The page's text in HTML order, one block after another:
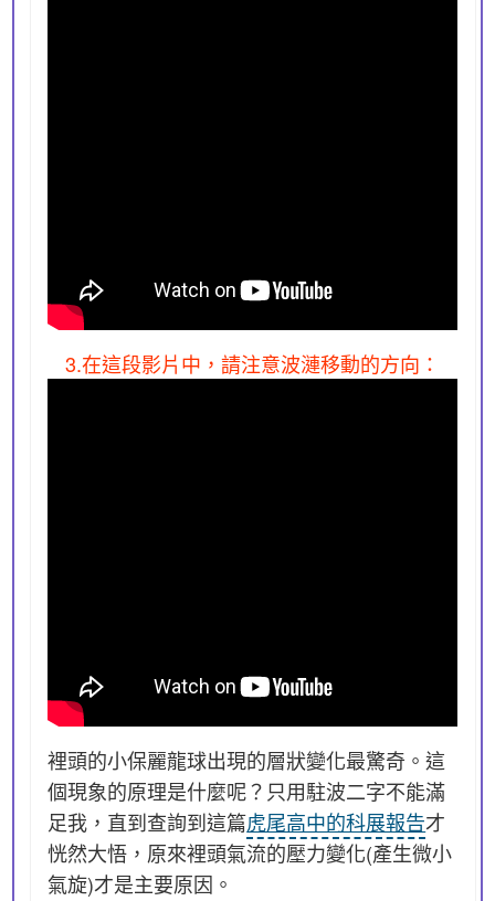
3.在這段影片中，請注意波漣移動的方向：
裡頭的小保麗龍球出現的層狀變化最驚奇。這
個現象的原理是什麼呢？只用駐波二字不能滿
足我，直到查詢到這篇虎尾高中的科展報告才
恍然大悟，原來裡頭氣流的壓力變化(產生微小
氣旋)才是主要原因。